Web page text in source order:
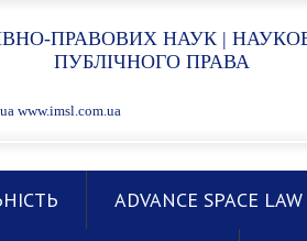
ПРАВОВИХ НАУК |
ПУБЛІЧНОГО ПРАВА
www.imsl.com.ua
ADVANCE SPACE LAW